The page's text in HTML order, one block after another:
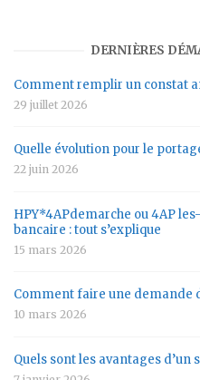
DERNIÈRES
Comment remplir un constat
29 juillet 2026
Quelle évolution pour le
22 juin 2026
HPY*4APdemarche ou 4AP
bancaire : tout s’explique
15 mars 2026
Comment faire une demande
10 mars 2026
Quels sont les avantages d’un